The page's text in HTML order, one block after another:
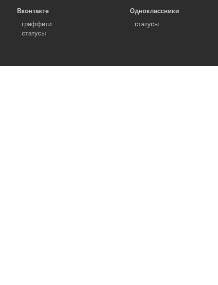
Вконтакте
граффити
статусы
Одноклассники
статусы